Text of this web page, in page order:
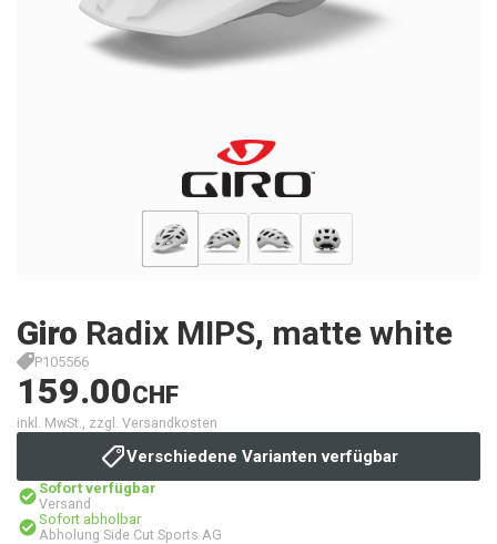
Giro Radix MIPS, matte white
P105566
159.00CHF
inkl. MwSt., zzgl. Versandkosten
Verschiedene Varianten verfügbar
Sofort verfügbar
Versand
Sofort abholbar
Abholung Side Cut Sports AG